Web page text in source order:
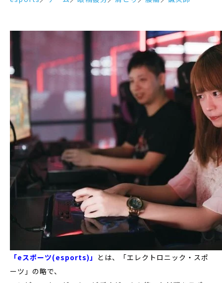
「eスポーツ(esports)」 とは、「エレクトロニック・スポ
ーツ」の略で、